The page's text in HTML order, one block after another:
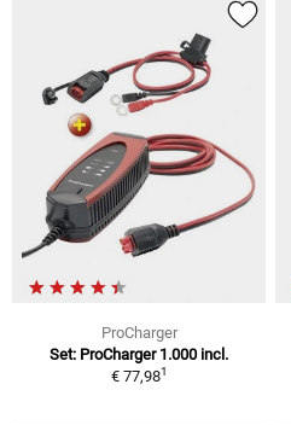
ProCharger
Set: ProCharger 1.000 incl.
€ 77,981